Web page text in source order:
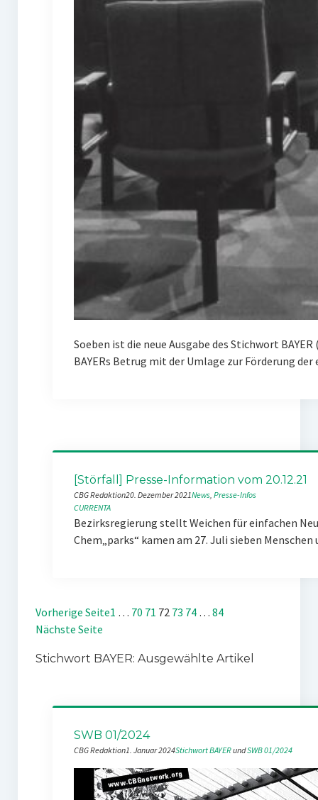
Soeben ist die neue Ausgabe des Stichwort
BAYERs Betrug mit der Umlage zur Förderung
[Störfall] Presse-Information vom 20.12.21
CBG Redaktion20. Dezember 2021News, Presse-Infos
CURRENTA
Bezirksregierung stellt Weichen für einfachen
Chem„parks“ kamen am 27. Juli sieben
Vorherige Seite1 … 70 71 72 73 74 … 84
Nächste Seite
Stichwort BAYER: Ausgewählte Artikel
SWB 01/2024
CBG Redaktion1. Januar 2024Stichwort BAYER und SWB 01/2024